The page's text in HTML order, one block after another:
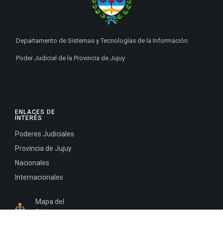
ENLACES DE
INTERÉS
Poderes Judiciales
Provincia de Jujuy
Nacionales
Internacionales
Mapa del
Sitio
Departamento de Sistemas y Tecnologías de la Información.
Poder Judicial de la Provincia de Jujuy